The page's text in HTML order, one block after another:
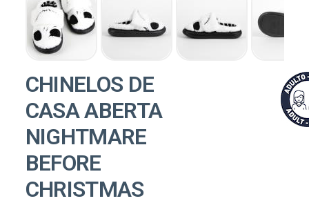
CHINELOS DE
CASA ABERTA
NIGHTMARE
BEFORE
CHRISTMAS